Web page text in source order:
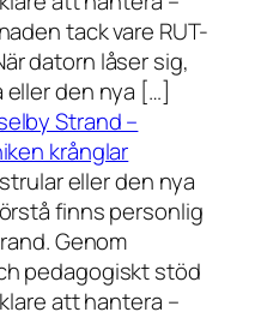
tack vare RUT-
datorn låser sig,
den nya […]
Strand –
krånglar
eller den nya
finns personlig
Genom
pedagogiskt stöd
att hantera –